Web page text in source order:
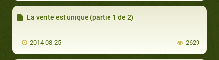
La vérité est unique (partie 1 de 2)
2014-08-25 2629